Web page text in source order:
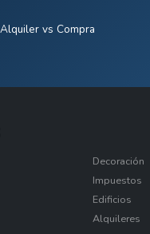
Alquiler vs Compra
Decoración
Impuestos
Edificios
Alquileres